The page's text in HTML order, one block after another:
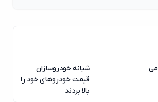
شبانه خودروسازان
قیمت خودروهای خود را
بالا بردند